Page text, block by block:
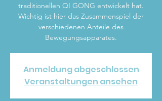
traditionellen QI GONG entwickelt hat.
Wichtig ist hier das Zusammenspiel der
verschiedenen Anteile des
Bewegungsapparates.
Anmeldung abgeschlossen
Veranstaltungen ansehen